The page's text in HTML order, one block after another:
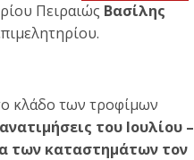
Πειραιώς Βασίλης
κλάδο των τροφίμων
ανατιμήσεις του Ιουλίου –
των καταστημάτων τον